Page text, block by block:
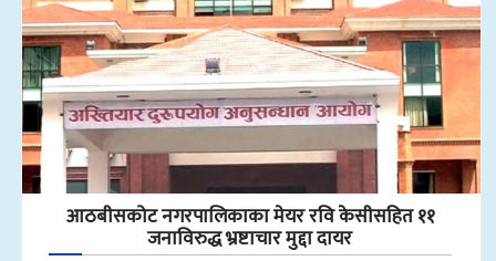
आठबीसकोट नगरपालिकाका मेयर रवि केसीसहित ११
जनाविरुद्ध भ्रष्टाचार मुद्दा दायर